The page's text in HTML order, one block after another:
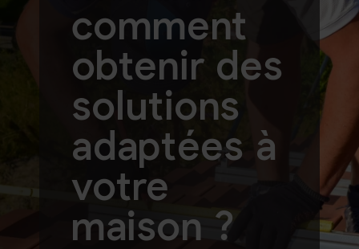
comment
obtenir des
solutions
adaptées à
votre
maison ?